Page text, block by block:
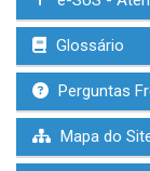
Glossário
Perguntas
Mapa do